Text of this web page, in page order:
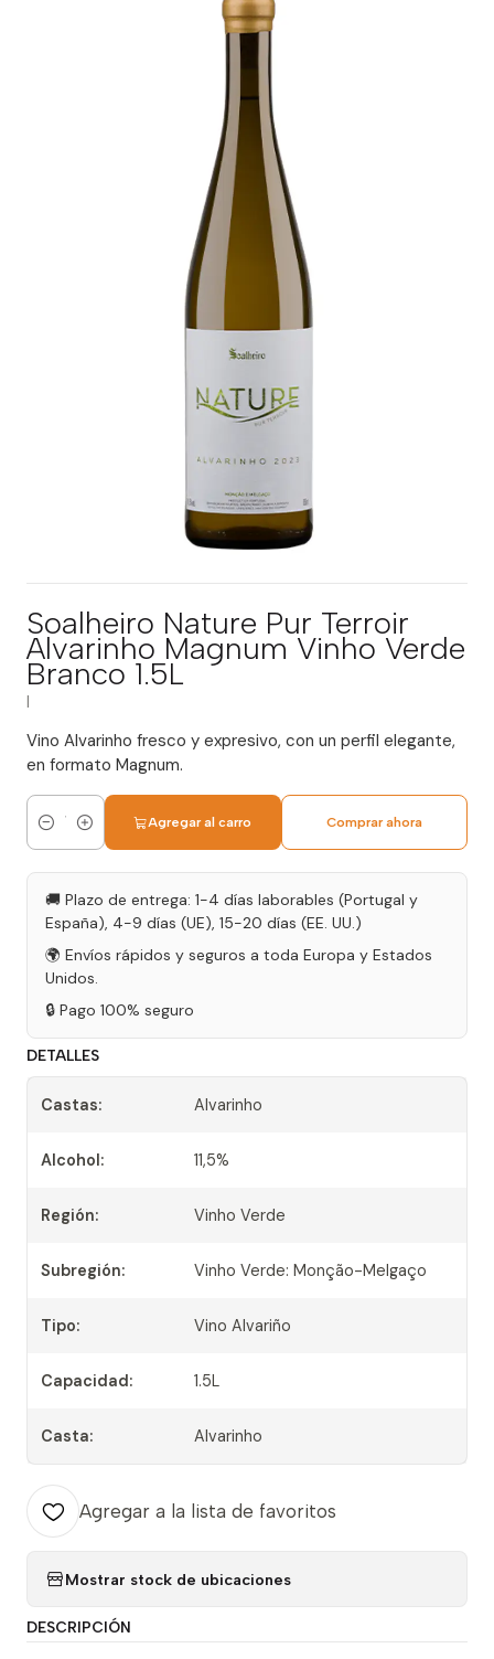
Soalheiro Nature Pur Terroir
Alvarinho Magnum Vinho Verde
Branco 1.5L
Vino Alvarinho fresco y expresivo, con un perfil elegante,
en formato Magnum.
Cantidad
Agregar al carro Comprar ahora
🚚 Plazo de entrega: 1-4 días laborables (Portugal y
España), 4-9 días (UE), 15-20 días (EE. UU.)
🌍 Envíos rápidos y seguros a toda Europa y Estados
Unidos.
🔒 Pago 100% seguro
DETALLES
Castas: Alvarinho
Alcohol: 11,5%
Región: Vinho Verde
Subregión: Vinho Verde: Monção-Melgaço
Tipo: Vino Alvariño
Capacidad: 1.5L
Casta: Alvarinho
Agregar a la lista de favoritos
Mostrar stock de ubicaciones
DESCRIPCIÓN